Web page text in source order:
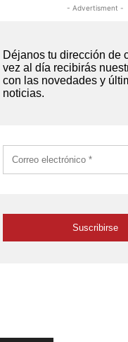
- Advertisment -